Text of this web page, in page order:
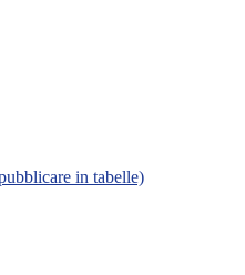
in tabelle)